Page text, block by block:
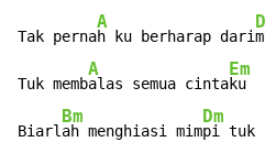
Tak perna
A
h ku berharap dari
Tuk memb
A
alas semua cinta
Em
ku
Biarl
Bm
ah menghiasi mim
Dm
pi tuk